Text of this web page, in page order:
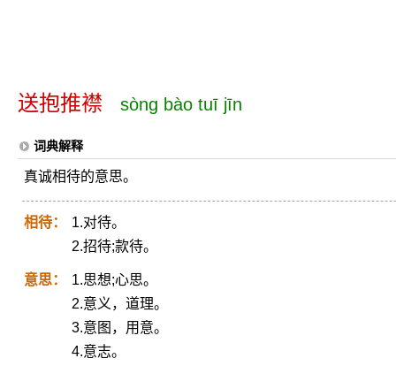
送抱推襟 sòng bào tuī jīn
词典解释
真诚相待的意思。
相待：
1.对待。
2.招待;款待。
意思：
1.思想;心思。
2.意义，道理。
3.意图，用意。
4.意志。